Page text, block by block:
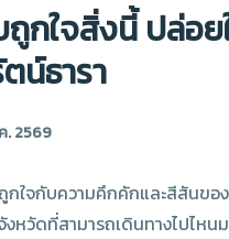
กใจสิ่งนี้ ปล่อ
น์ธารา
. 2569
กใจกับความคึกคักและสีสันขอ
หวัดที่สามารถเดินทางไปไห